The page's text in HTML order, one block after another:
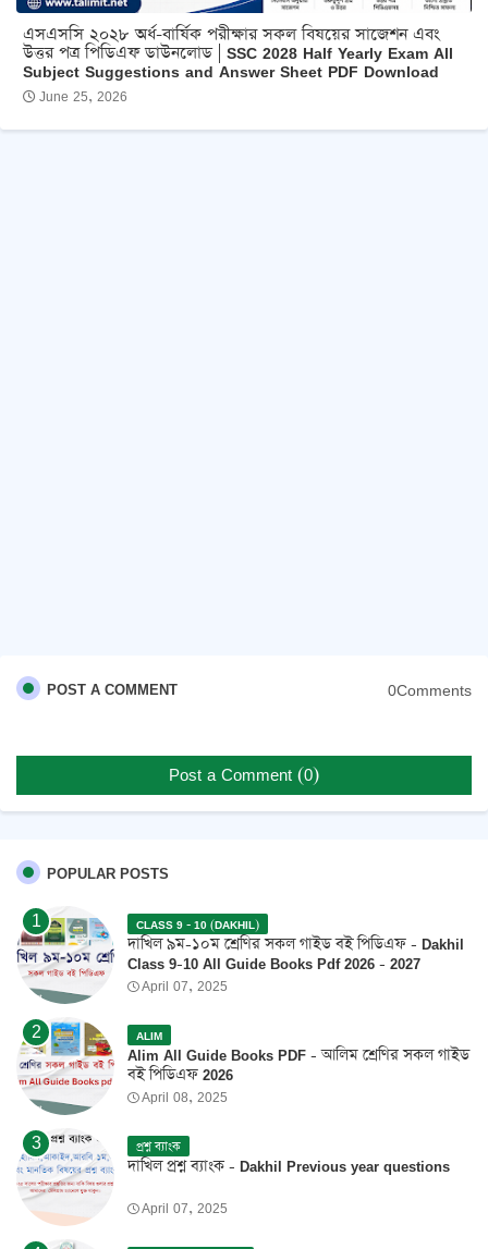
এসএসসি ২০২৮ অর্ধ-বার্ষিক পরীক্ষার সকল বিষয়ের সাজেশন এবং
উত্তর পত্র পিডিএফ ডাউনলোড | SSC 2028 Half Yearly Exam All
Subject Suggestions and Answer Sheet PDF Download
June 25, 2026
POST A COMMENT 0Comments
Post a Comment (0)
POPULAR POSTS
CLASS 9 - 10 (DAKHIL)
দাখিল ৯ম-১০ম শ্রেণির সকল গাইড বই পিডিএফ - Dakhil
Class 9-10 All Guide Books Pdf 2026 - 2027
April 07, 2025
ALIM
Alim All Guide Books PDF - আলিম শ্রেণির সকল গাইড
বই পিডিএফ 2026
April 08, 2025
প্রশ্ন ব্যাংক
দাখিল প্রশ্ন ব্যাংক - Dakhil Previous year questions
April 07, 2025